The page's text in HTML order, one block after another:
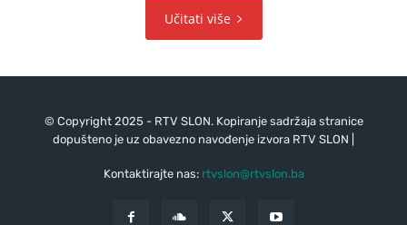
Učitati više
© Copyright 2025 - RTV SLON. Kopiranje sadržaja stranice
dopušteno je uz obavezno navođenje izvora RTV SLON |
Kontaktirajte nas: rtvslon@rtvslon.ba